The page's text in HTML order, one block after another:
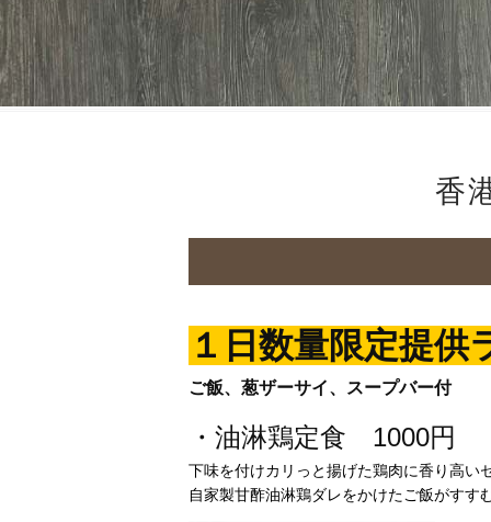
香
１日数量限定提供
ご飯、葱ザーサイ、スープバー付
・油淋鶏定食 1000円
下味を付けカリっと揚げた鶏肉に香り高い
自家製甘酢油淋鶏ダレをかけたご飯がすす